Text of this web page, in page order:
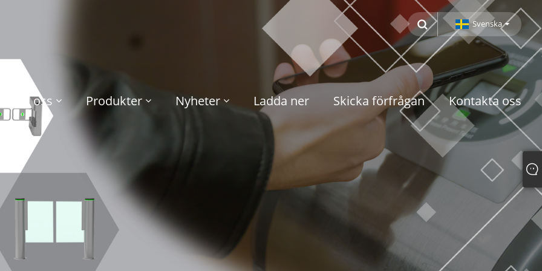
Svenska
Om oss Produkter Nyheter Ladda ner Skicka förfrågan Kontakta oss